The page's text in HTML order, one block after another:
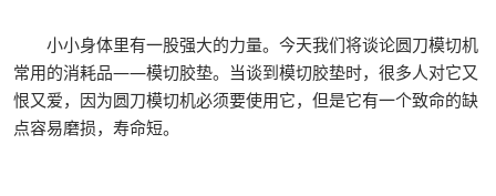
小小身体里有一股强大的力量。今天我们将谈论圆刀模切机
常用的消耗品——模切胶垫。当谈到模切胶垫时，很多人对它又
恨又爱，因为圆刀模切机必须要使用它，但是它有一个致命的缺
点容易磨损，寿命短。